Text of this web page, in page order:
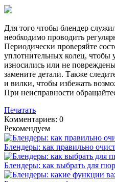
Для того чтобы блендер
необходимо проводить
Периодически проверяйте
уплотнительных колец, чтобы
износились или не
замените детали. Также
и вилки, чтобы избежать
При неисправности
Печатать
Комментариев: 0
Рекомендуем
Блендеры: как правильно
Блендеры: как выбрать для